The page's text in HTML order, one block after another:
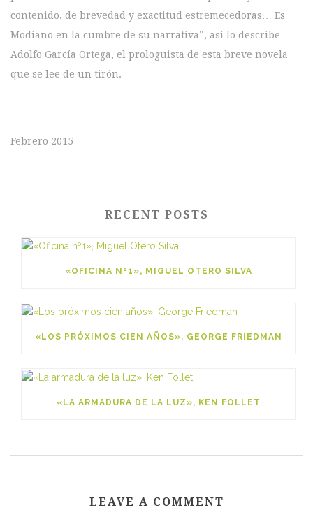
contenido, de brevedad y exactitud estremecedoras… Es
Modiano en la cumbre de su narrativa”, así lo describe
Adolfo García Ortega, el prologuista de esta breve novela
que se lee de un tirón.
Febrero 2015
RECENT POSTS
«OFICINA Nº1», MIGUEL OTERO SILVA
«LOS PRÓXIMOS CIEN AÑOS», GEORGE FRIEDMAN
«LA ARMADURA DE LA LUZ», KEN FOLLET
LEAVE A COMMENT